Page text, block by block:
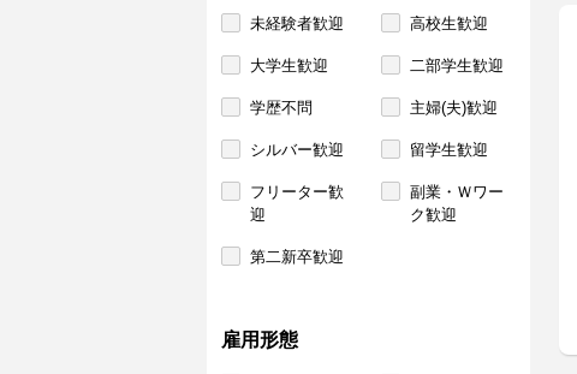
未経験者歓迎 高校生歓迎
大学生歓迎 二部学生歓迎
学歴不問 主婦(夫)歓迎
シルバー歓迎 留学生歓迎
フリーター歓
迎
副業・Ｗワー
ク歓迎
第二新卒歓迎
雇用形態